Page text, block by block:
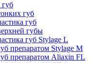
губ
губ
губы
губ Stylage L
препаратом Stylage M
препаратом Aliaxin FL